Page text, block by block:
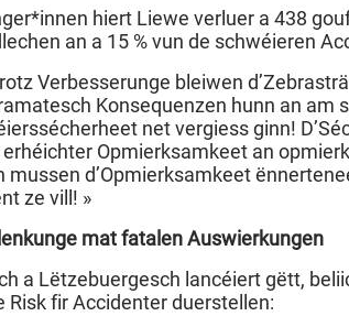
hiert Liewe verluer a 438
an a 15 % vun de schwéieren
Verbesserunge bleiwen
Konsequenzen hunn an am
net vergiess ginn!
Opmierksamkeet an
d’Opmierksamkeet
ze vill! »
mat fatalen Auswierkungen
a Lëtzebuergesch lancéiert gëtt,
Risk fir Accidenter duerstellen: